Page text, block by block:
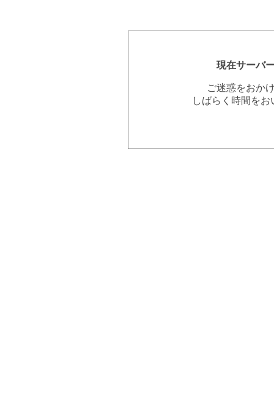
現在サーバ
ご迷惑をおか
しばらく時間を